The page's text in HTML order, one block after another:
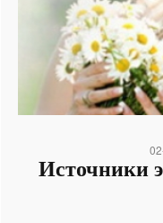
Источники